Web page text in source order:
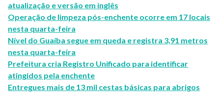
atualização e versão em inglês
Operação de limpeza pós-enchente ocorre em 17 locais
nesta quarta-feira
Nível do Guaíba segue em queda e registra 3,91 metros
nesta quarta-feira
Prefeitura cria Registro Unificado para identificar
atingidos pela enchente
Entregues mais de 13 mil cestas básicas para abrigos